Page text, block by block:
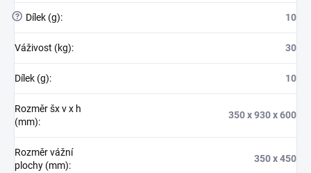
? Dílek (g): 10
Váživost (kg): 30
Dílek (g): 10
Rozměr šx v x h
(mm):
350 x 930 x 600
Rozměr vážní
plochy (mm):
350 x 450